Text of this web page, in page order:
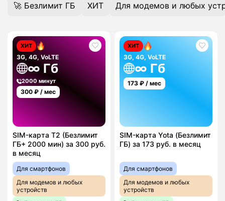
🚀 Безлимит ГБ ХИТ Для модемов и любых
ХИТ
3G, 4G, VoLTE
∞ Гб
2000 минут
300 ₽ / мес
SIM-карта T2 (Безлимит
ГБ+ 2000 мин) за 300 руб.
в месяц
Для смартфонов
Для модемов и любых
устройств
ХИТ
3G, 4G, VoLTE
∞ Гб
173 ₽ / мес
SIM-карта Yota (Безлимит
ГБ) за 173 руб. в месяц
Для смартфонов
Для модемов и любых
устройств